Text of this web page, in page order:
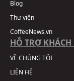
Blog
Thư viện
CoffeeNews.vn
HỖ TRỢ
VỀ CHÚNG TÔI
LIÊN HỆ